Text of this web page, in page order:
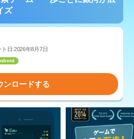
ズ
日:2026年8月7日
ンロードする